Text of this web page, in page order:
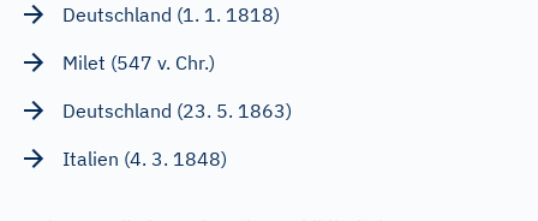
Deutschland (1. 1. 1818)
Milet (547 v. Chr.)
Deutschland (23. 5. 1863)
Italien (4. 3. 1848)